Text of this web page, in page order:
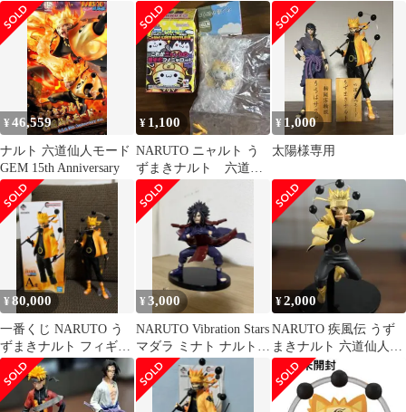
モード)
ュア
まきナルト 六道仙人モ
ードフィギュア
¥46,559
ナルト 六道仙人モード
GEM 15th Anniversary
¥ 1,100
NARUTO ニャルト う
ずまきナルト 六道仙
人モード
¥ 1,000
太陽様専用
¥80,000
一番くじ NARUTO う
ずまきナルト フィギュ
ア A賞 六道仙人モー
ド
¥3,000
NARUTO Vibration Stars
マダラ ミナト ナルト
箱あり
¥2,000
NARUTO 疾風伝 うず
まきナルト 六道仙人モ
ード フィギュア